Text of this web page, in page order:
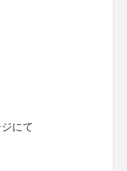
にて